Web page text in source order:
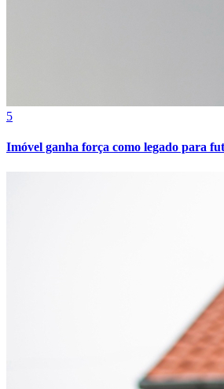
5
Imóvel ganha força como legado para